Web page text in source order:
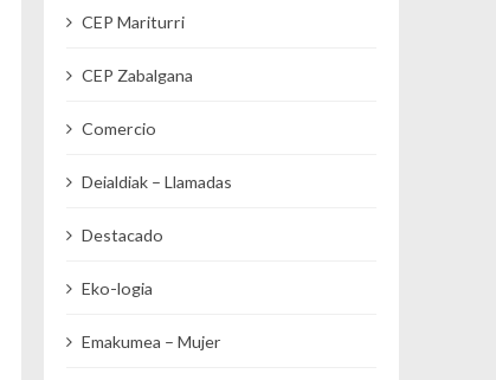
CEP Mariturri
CEP Zabalgana
Comercio
Deialdiak – Llamadas
Destacado
Eko-logia
Emakumea – Mujer